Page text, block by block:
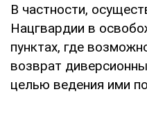
В частности,
Нацгвардии в
пунктах, где
возврат
целью ведения ими